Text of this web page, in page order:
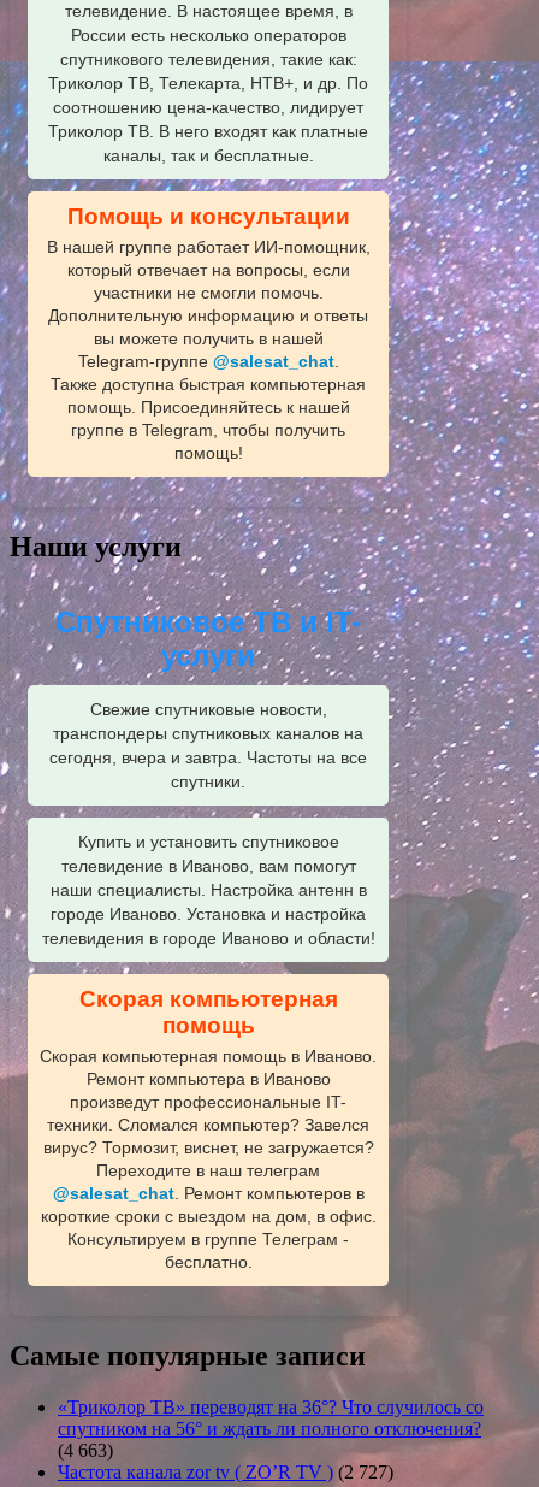
телевидение. В настоящее время, в
России есть несколько операторов
спутникового телевидения, такие как:
Триколор ТВ, Телекарта, НТВ+, и др. По
соотношению цена-качество, лидирует
Триколор ТВ. В него входят как платные
каналы, так и бесплатные.
Помощь и консультации
В нашей группе работает ИИ‑помощник,
который отвечает на вопросы, если
участники не смогли помочь.
Дополнительную информацию и ответы
вы можете получить в нашей
Telegram‑группе @salesat_chat.
Также доступна быстрая компьютерная
помощь. Присоединяйтесь к нашей
группе в Telegram, чтобы получить
помощь!
Наши услуги
Спутниковое ТВ и IT-
услуги
Свежие спутниковые новости,
транспондеры спутниковых каналов на
сегодня, вчера и завтра. Частоты на все
спутники.
Купить и установить спутниковое
телевидение в Иваново, вам помогут
наши специалисты. Настройка антенн в
городе Иваново. Установка и настройка
телевидения в городе Иваново и области!
Скорая компьютерная
помощь
Скорая компьютерная помощь в Иваново.
Ремонт компьютера в Иваново
произведут профессиональные IT-
техники. Сломался компьютер? Завелся
вирус? Тормозит, виснет, не загружается?
Переходите в наш телеграм
@salesat_chat. Ремонт компьютеров в
короткие сроки с выездом на дом, в офис.
Консультируем в группе Телеграм -
бесплатно.
Самые популярные записи
«Триколор ТВ» переводят на 36°? Что случилось со
спутником на 56° и ждать ли полного отключения?
(4 663)
Частота канала zor tv ( ZO’R TV ) (2 727)